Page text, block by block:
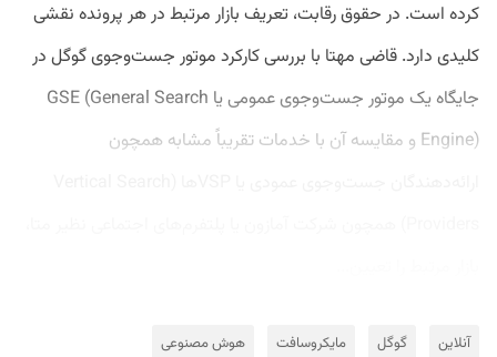
کرده است. در حقوق رقابت، تعریف بازار مرتبط در هر پرونده نقشی
کلیدی دارد. قاضی مهتا با بررسی کارکرد موتور جست‌وجوی گوگل در
جایگاه یک موتور جست‌وجوی عمومی یا GSE (General Search
Engine) و مقایسه آن با خدمات تقریباً مشابه همچون
آنلاین گوگل مایکروسافت هوش مصنوعی